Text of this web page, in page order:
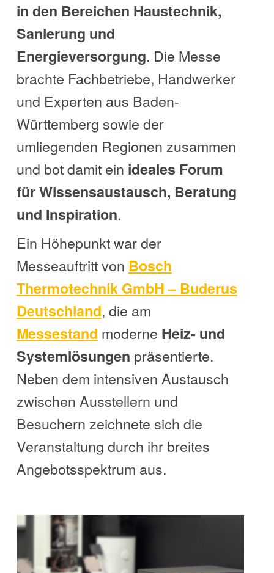
in den Bereichen Haustechnik,
Sanierung und
Energieversorgung. Die Messe
brachte Fachbetriebe, Handwerker
und Experten aus Baden-
Württemberg sowie der
umliegenden Regionen zusammen
und bot damit ein ideales Forum
für Wissensaustausch, Beratung
und Inspiration.
Ein Höhepunkt war der
Messeauftritt von Bosch
Thermotechnik GmbH – Buderus
Deutschland, die am
Messestand moderne Heiz- und
Systemlösungen präsentierte.
Neben dem intensiven Austausch
zwischen Ausstellern und
Besuchern zeichnete sich die
Veranstaltung durch ihr breites
Angebotsspektrum aus.